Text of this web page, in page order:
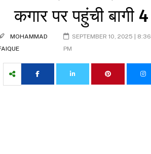
कगार पर पहुंची बागी 4
MOHAMMAD
SEPTEMBER 10, 2025 | 8:36
PM